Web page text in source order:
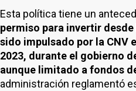
Esta política tiene un
permiso para invertir desde
sido impulsado por la CNV
2023, durante el gobierno
aunque limitado a fondos
administración reglamentó